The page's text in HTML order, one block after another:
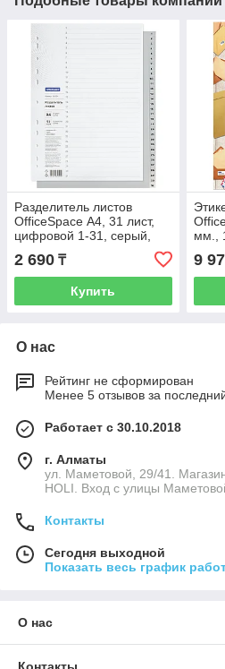
Разделитель листов
OfficeSpace А4, 31 лист,
цифровой 1-31, серый,
пластиковый
2 690 ₸
Купить
мм.,
9
О нас
Рейтинг не сформирован
Менее 5 отзывов за
Работает с 30.10.2018
г. Алматы
ул. Маметовой, 29/41.
HOLI. Вход с улицы
Контакты
Сегодня выходной
Показать весь график
О нас